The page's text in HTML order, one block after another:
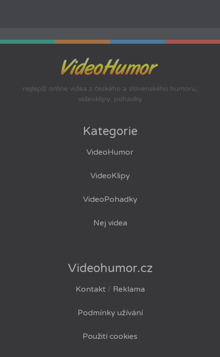
nejlepší online videa z českého a slovenského humoru,
videoklipy, pohádky
Kategorie
VideoHumor
VideoKlipy
VideoPohadky
Nej videa
Videohumor.cz
Kontakt/ Reklama
Podmínky užívání
Použití cookies